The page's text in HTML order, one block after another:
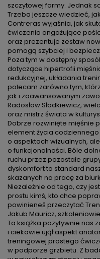
szczytowej formy. Jednak
Trzeba jeszcze wiedzieć,
Contreras wyjaśnia, jak
ćwiczenia angażujące
oraz prezentuje zestaw
pomogą szybciej i
Poza tym w dostępny
dotyczące hipertrofii
redukcyjnej, układania
polecam zarówno tym,
jak i zaawansowanym
Radosław Słodkiewicz,
oraz mistrz świata w
Dobrze rozwinięte mięśnie
element życia codziennego
o aspektach wizualnych,
o funkcjonalności. Bóle
ruchu przez pozostałe
dyskomfort to standard
skazanych na pracę za
Niezależnie od tego, czy
prostu kimś, kto chce
powinieneś przeczytać
Jakub Mauricz,
Ta książka pozytywnie nas
i ciekawie ujął aspekt
treningowej prostego
w podporze grzbietu. Z